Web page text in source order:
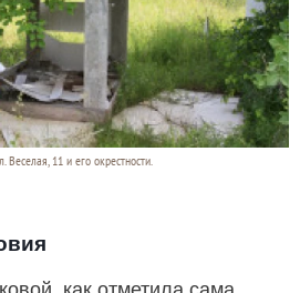
11 и его окрестности.